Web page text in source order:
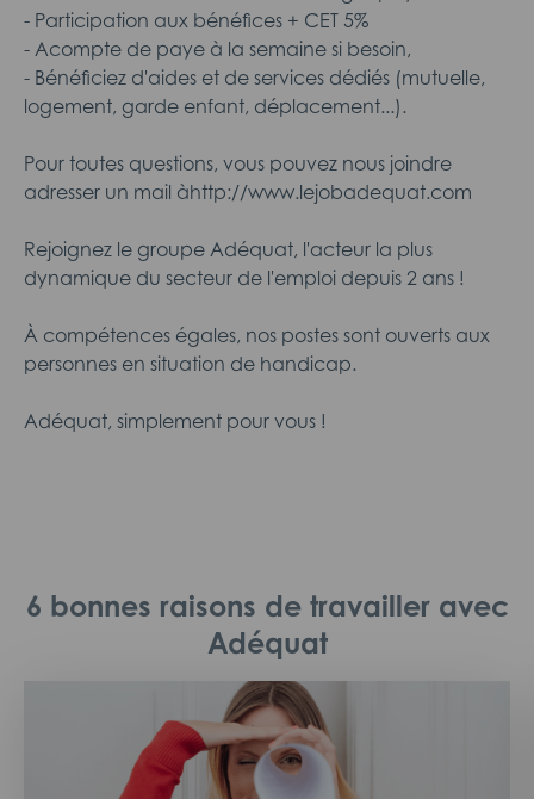
- Participation aux bénéfices + CET 5%
- Acompte de paye à la semaine si besoin,
- Bénéficiez d'aides et de services dédiés (mutuelle,
logement, garde enfant, déplacement...).
Pour toutes questions, vous pouvez nous joindre
adresser un mail àhttp://www.lejobadequat.com
Rejoignez le groupe Adéquat, l'acteur la plus
dynamique du secteur de l'emploi depuis 2 ans !
À compétences égales, nos postes sont ouverts aux
personnes en situation de handicap.
Adéquat, simplement pour vous !
6 bonnes raisons de travailler avec
Adéquat